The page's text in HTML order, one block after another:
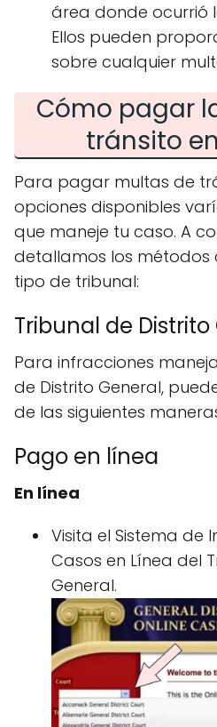
área donde ocurrió
Ellos pueden
sobre cualquier
Cómo pagar
tránsito
Para pagar multas de
opciones disponibles
que maneje tu caso. A
detallamos los
tipo de tribunal:
Tribunal de
Para infracciones
de Distrito General,
de las siguientes
Pago en línea
En línea
Visita el Sistema de
Casos en Línea del
General.